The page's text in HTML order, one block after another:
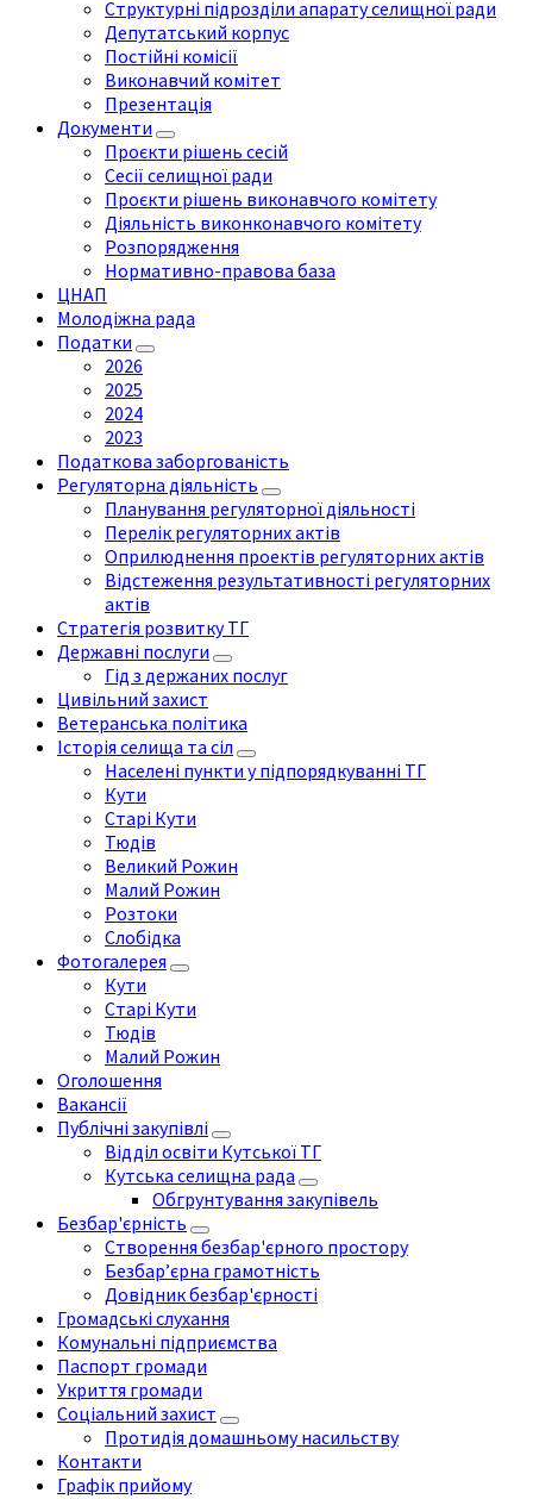
Структурні підрозділи апарату селищної ради
Депутатський корпус
Постійні комісії
Виконавчий комітет
Презентація
Документи
Проєкти рішень сесій
Сесії селищної ради
Проєкти рішень виконавчого комітету
Діяльність виконконавчого комітету
Розпорядження
Нормативно-правова база
ЦНАП
Молодіжна рада
Податки
2026
2025
2024
2023
Податкова заборгованість
Регуляторна діяльність
Планування регуляторної діяльності
Перелік регуляторних актів
Оприлюднення проектів регуляторних актів
Відстеження результативності регуляторних
актів
Стратегія розвитку ТГ
Державні послуги
Гід з держаних послуг
Цивільний захист
Ветеранська політика
Історія селища та сіл
Населені пункти у підпорядкуванні ТГ
Кути
Старі Кути
Тюдів
Великий Рожин
Малий Рожин
Розтоки
Слобідка
Фотогалерея
Кути
Старі Кути
Тюдів
Малий Рожин
Оголошення
Вакансії
Публічні закупівлі
Відділ освіти Кутської ТГ
Кутська селищна рада
Обгрунтування закупівель
Безбар'єрність
Створення безбар'єрного простору
Безбар’єрна грамотність
Довідник безбар'єрності
Громадські слухання
Комунальні підприємства
Паспорт громади
Укриття громади
Соціальний захист
Протидія домашньому насильству
Контакти
Графік прийому